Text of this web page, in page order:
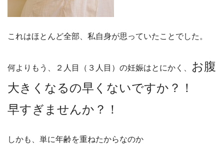
これはほとんど全部、私自身が思っていたことでした。
何よりもう、２人目（３人目）の妊娠はとにかく、
お腹
大きくなるの早くないですか？！
早すぎませんか？！
しかも、単に年齢を重ねたからなのか